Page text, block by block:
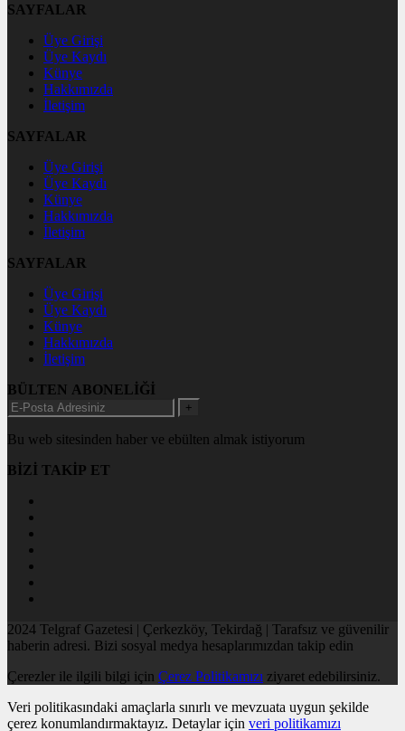
SAYFALAR
Üye Girişi
Üye Kaydı
Künye
Hakkımızda
İletişim
SAYFALAR
Üye Girişi
Üye Kaydı
Künye
Hakkımızda
İletişim
SAYFALAR
Üye Girişi
Üye Kaydı
Künye
Hakkımızda
İletişim
BÜLTEN ABONELİĞİ
+
Bu web sitesinden haber ve ebülten almak istiyorum
BİZİ TAKİP ET
2024 Telgraf Gazetesi | Çerkezköy, Tekirdağ | Tarafsız ve güvenilir
haberin adresi. Bizi sosyal medya hesaplarımızdan takip edin
Çerezler ile ilgili bilgi için Çerez Politikamızı ziyaret edebilirsiniz.
Veri politikasındaki amaçlarla sınırlı ve mevzuata uygun şekilde
çerez konumlandırmaktayız. Detaylar için veri politikamızı